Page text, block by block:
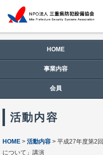
HOME
事業内容
会員
活動内容
HOME 活動内容
平成27年度第2
について」講演